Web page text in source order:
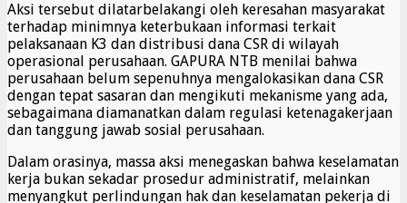
Aksi tersebut dilatarbelakangi oleh keresahan masyarakat
terhadap minimnya keterbukaan informasi terkait
pelaksanaan K3 dan distribusi dana CSR di wilayah
operasional perusahaan. GAPURA NTB menilai bahwa
perusahaan belum sepenuhnya mengalokasikan dana CSR
dengan tepat sasaran dan mengikuti mekanisme yang ada,
sebagaimana diamanatkan dalam regulasi ketenagakerjaan
dan tanggung jawab sosial perusahaan.
Dalam orasinya, massa aksi menegaskan bahwa keselamatan
kerja bukan sekadar prosedur administratif, melainkan
menyangkut perlindungan hak dan keselamatan pekerja di